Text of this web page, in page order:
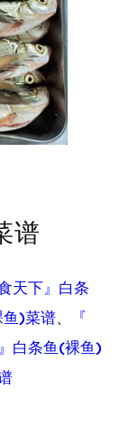
谱
天下』白条
鱼)菜谱、
『
白条鱼(裸鱼)